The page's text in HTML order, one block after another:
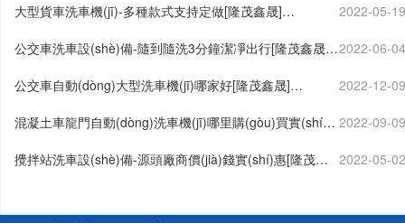
大型貨車洗車機(jī)-多種款式支持定做[隆茂鑫晟]… 2022-05-
公交車洗車設(shè)備-隨到隨洗3分鐘潔凈出行[隆茂鑫晟]
2022-06-
公交車自動(dòng)大型洗車機(jī)哪家好[隆茂鑫晟]… 2022-12-
混凝土車龍門自動(dòng)洗車機(jī)哪里購(gòu)買實(shí)
2022-09-
攪拌站洗車設(shè)備-源頭廠商價(jià)錢實(shí)惠[隆茂鑫
2022-05-